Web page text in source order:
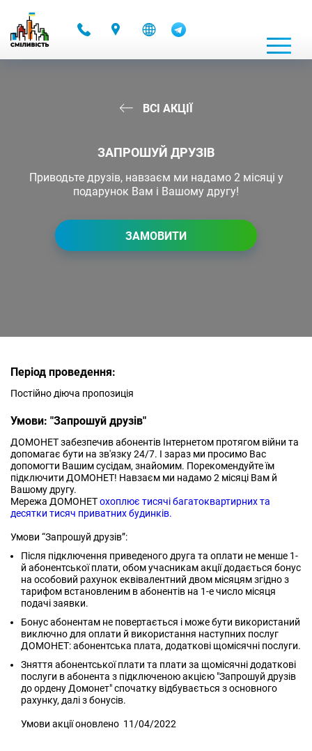
ВСІ АКЦІЇ
ЗАПРОШУЙ ДРУЗІВ
Приводьте друзів, навзаєм ми надамо 2 місяці у
подарунок Вам і Вашому другу!
ЗАМОВИТИ
Період проведення:
Постійно діюча пропозиція
Умови: "Запрошуй друзів"
ДОМОНЕТ забезпечив абонентів Інтернетом протягом війни та
допомагає бути на зв'язку 24/7. І зараз ми просимо Вас
допомогти Вашим сусідам, знайомим. Порекомендуйте їм
підключити ДОМОНЕТ! Навзаєм ми надамо 2 місяці Вам й
Вашому другу.
Мережа ДОМОНЕТохоплює тисячі багатоквартирних та
десятки тисяч приватних будинків.
Умови “Запрошуй друзів”:
Після підключення приведеного друга та оплати не менше 1-
й абонентської плати, обом учасникам акції додається бонус
на особовий рахунок еквівалентний двом місяцям згідно з
тарифом встановленим в абонентів на 1-е число місяця
подачі заявки.
Бонус абонентам не повертається і може бути використаний
виключно для оплати й використання наступних послуг
ДОМОНЕТ: абонентська плата, додаткові щомісячні послуги.
Зняття абонентської плати та плати за щомісячні додаткові
послуги в абонента з підключеною акцією "Запрошуй друзів
до ордену Домонет" спочатку відбувається з основного
рахунку, далі з бонусів.
Умови акції оновлено 11/04/2022